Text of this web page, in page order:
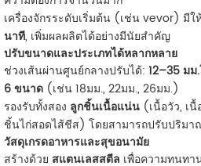
เครื่องจักรระดับเริ่มต้น (เช่น vevor) มีใ
นาที, เพิ่มผลผลิตได้อย่างมีนัยสำคัญ
ปรับขนาดและประเภทได้หลากหลาย
ช่วงเส้นผ่านศูนย์กลางปรับได้: 12–35 มม.
6 ขนาด (เช่น 18มม., 22มม., 26มม.)
รองรับทั้งสอง ลูกชิ้นเนื้อแน่น (เนื้อวัว, เ
ชิ้นไก่สอดไส้ชีส) โดยสามารถปรับปริมา
วัสดุเกรดอาหารและสุขอนามัย
สร้างด้วย สแตนเลสสตีล เพื่อความทนทา